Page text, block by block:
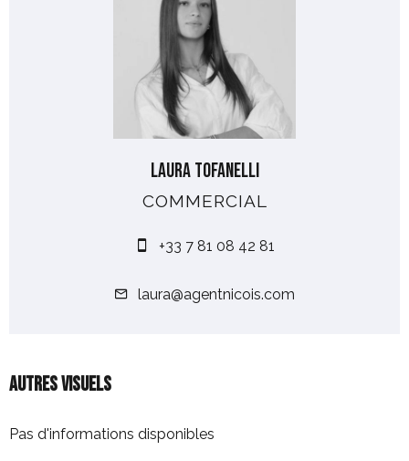
Laura TOFANELLI
COMMERCIAL
+33 7 81 08 42 81
laura@agentnicois.com
Autres visuels
Pas d'informations disponibles